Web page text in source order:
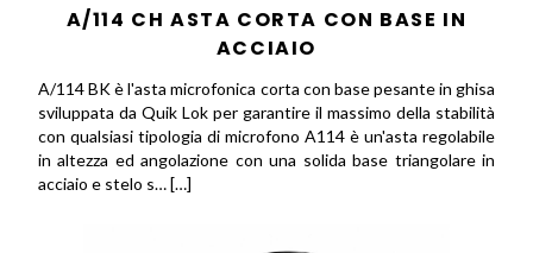
A/114 CH ASTA CORTA CON BASE IN
ACCIAIO
A/114 BK è l'asta microfonica corta con base pesante in ghisa
sviluppata da Quik Lok per garantire il massimo della stabilità
con qualsiasi tipologia di microfono A114 è un'asta regolabile
in altezza ed angolazione con una solida base triangolare in
acciaio e stelo s… […]